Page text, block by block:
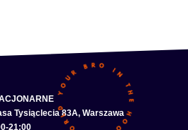
Tysiąclecia 83A, Warszawa
21:00